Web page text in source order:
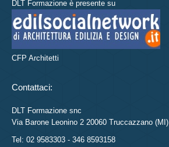
DLT Formazione è presente su
CFP Architetti
Contattaci:
DLT Formazione snc
Via Barone Leonino 2 20060 Truccazzano (MI)
Tel: 02 9583303 - 346 8593158